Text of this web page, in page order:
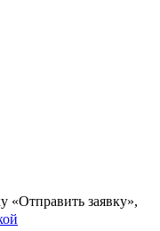
«Отправить заявку»,